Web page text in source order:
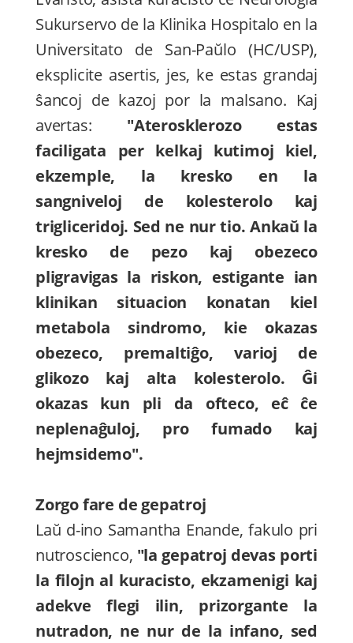
Sukurservo de la Klinika Hospitalo en la
Universitato de San-Paŭlo (HC/USP),
eksplicite asertis, jes, ke estas grandaj
ŝancoj de kazoj por la malsano. Kaj
avertas: "Aterosklerozo estas
faciligata per kelkaj kutimoj kiel,
ekzemple, la kresko en la
sangniveloj de kolesterolo kaj
trigliceridoj. Sed ne nur tio. Ankaŭ la
kresko de pezo kaj obezeco
pligravigas la riskon, estigante ian
klinikan situacion konatan kiel
metabola sindromo, kie okazas
obezeco, premaltiĝo, varioj de
glikozo kaj alta kolesterolo. Ĝi
okazas kun pli da ofteco, eĉ ĉe
neplenaĝuloj, pro fumado kaj
hejmsidemo".
Zorgo fare de gepatroj
Laŭ d-ino Samantha Enande, fakulo pri
nutroscienco, "la gepatroj devas porti
la filojn al kuracisto, ekzamenigi kaj
adekve flegi ilin, prizorgante la
nutradon, ne nur de la infano, sed